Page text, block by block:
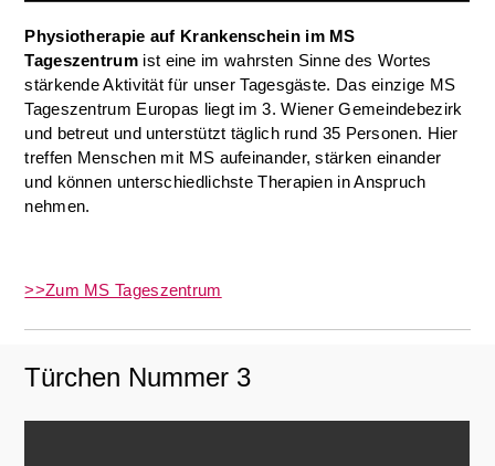
Physiotherapie auf Krankenschein im MS
Tageszentrum ist eine im wahrsten Sinne des Wortes
stärkende Aktivität für unser Tagesgäste. Das einzige MS
Tageszentrum Europas liegt im 3. Wiener Gemeindebezirk
und betreut und unterstützt täglich rund 35 Personen. Hier
treffen Menschen mit MS aufeinander, stärken einander
und können unterschiedlichste Therapien in Anspruch
nehmen.
>>Zum MS Tageszentrum
Türchen Nummer 3